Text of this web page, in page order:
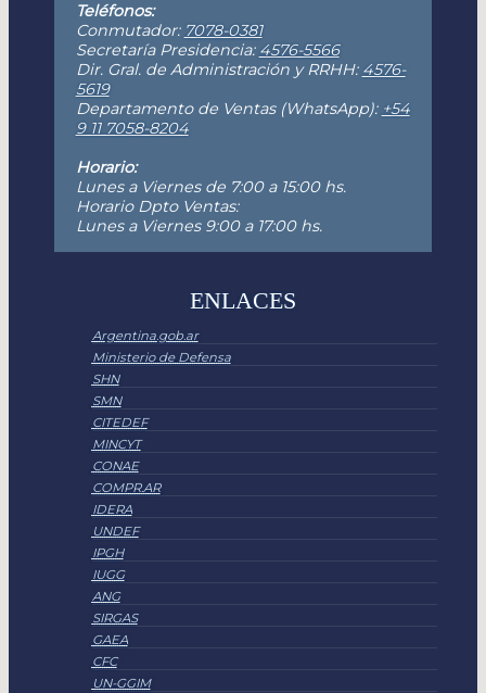
Teléfonos:
Conmutador: 7078-0381
Secretaría Presidencia: 4576-5566
Dir. Gral. de Administración y RRHH: 4576-
5619
Departamento de Ventas (WhatsApp): +54
9 11 7058-8204
Horario:
Lunes a Viernes de 7:00 a 15:00 hs.
Horario Dpto Ventas:
Lunes a Viernes 9:00 a 17:00 hs.
ENLACES
Argentina.gob.ar
Ministerio de Defensa
SHN
SMN
CITEDEF
MINCYT
CONAE
COMPR.AR
IDERA
UNDEF
IPGH
IUGG
ANG
SIRGAS
GAEA
CFC
UN-GGIM